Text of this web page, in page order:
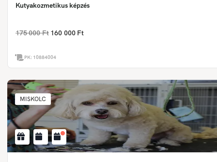
Kutyakozmetikus képzés
175 000 Ft 160 000 Ft
PK: 10884004
MISKOLC